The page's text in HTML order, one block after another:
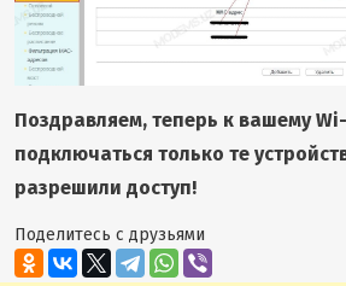
Поздравляем, теперь к вашему
подключаться только те
разрешили доступ!
Поделитесь с друзьями